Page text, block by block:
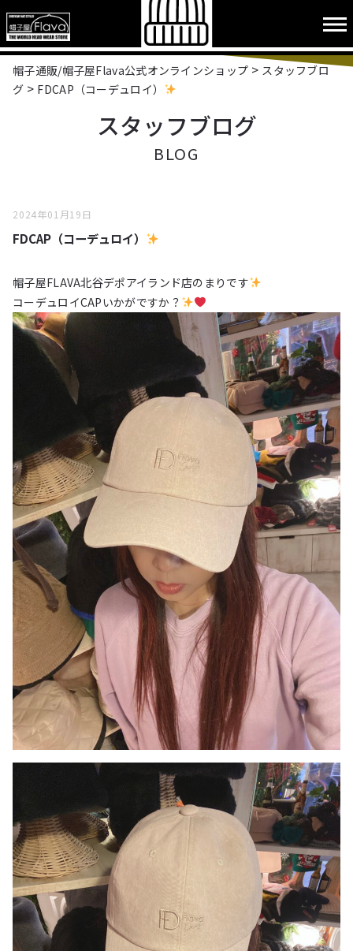
帽子通販/帽子屋Flava公式オンラインショップ > スタッフブロ
グ > FDCAP（コーデュロイ）
スタッフブログ
BLOG
2024年01月19日
FDCAP（コーデュロイ）
帽子屋FLAVA北谷デポアイランド店のまりです
コーデュロイCAPいかがですか？